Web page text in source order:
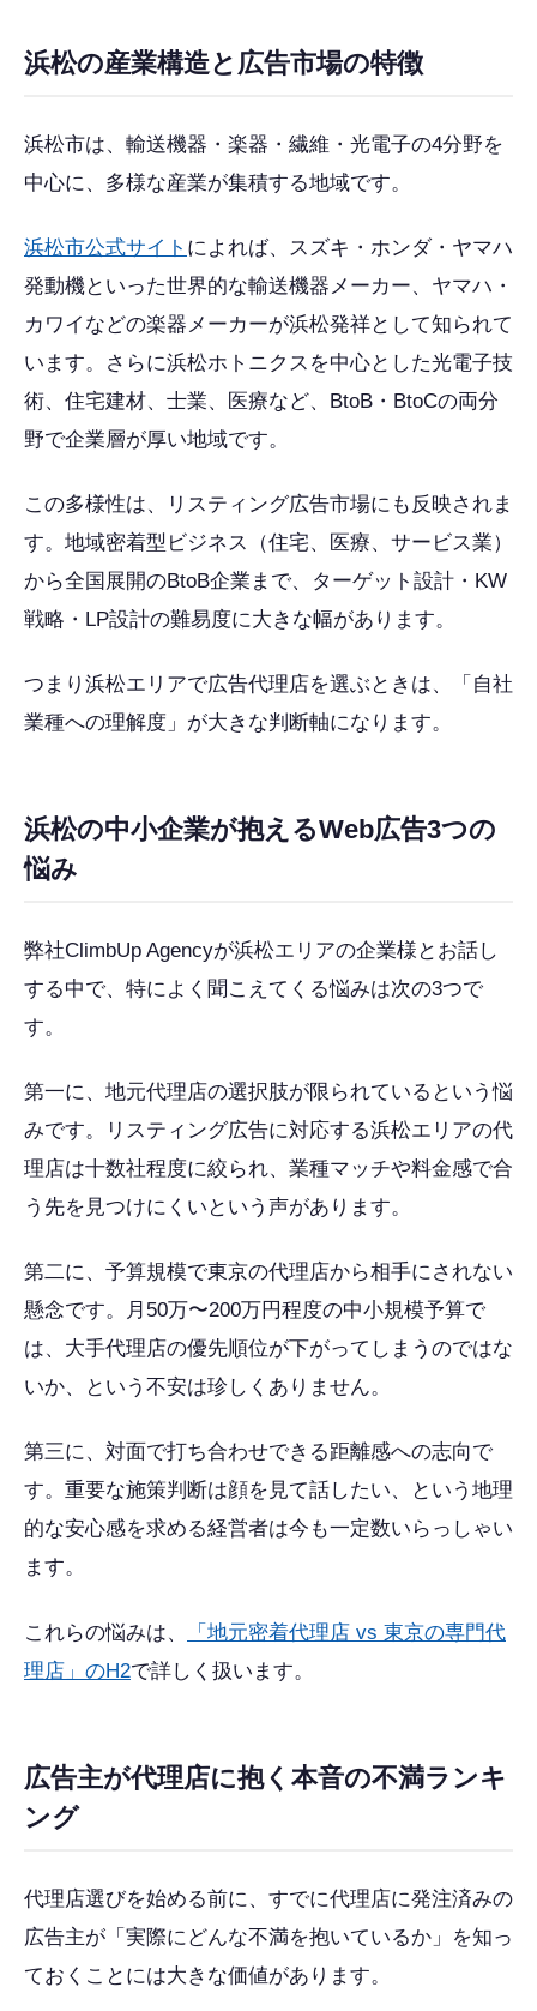
浜松の産業構造と広告市場の特徴
浜松市は、輸送機器・楽器・繊維・光電子の4分野を
中心に、多様な産業が集積する地域です。
浜松市公式サイト によれば、スズキ・ホンダ・ヤマハ
発動機といった世界的な輸送機器メーカー、ヤマハ・
カワイなどの楽器メーカーが浜松発祥として知られて
います。さらに浜松ホトニクスを中心とした光電子技
術、住宅建材、士業、医療など、BtoB・BtoCの両分
野で企業層が厚い地域です。
この多様性は、リスティング広告市場にも反映されま
す。地域密着型ビジネス（住宅、医療、サービス業）
から全国展開のBtoB企業まで、ターゲット設計・KW
戦略・LP設計の難易度に大きな幅があります。
つまり浜松エリアで広告代理店を選ぶときは、「自社
業種への理解度」が大きな判断軸になります。
浜松の中小企業が抱えるWeb広告3つの
悩み
弊社ClimbUp Agencyが浜松エリアの企業様とお話し
する中で、特によく聞こえてくる悩みは次の3つで
す。
第一に、地元代理店の選択肢が限られているという悩
みです。リスティング広告に対応する浜松エリアの代
理店は十数社程度に絞られ、業種マッチや料金感で合
う先を見つけにくいという声があります。
第二に、予算規模で東京の代理店から相手にされない
懸念です。月50万〜200万円程度の中小規模予算で
は、大手代理店の優先順位が下がってしまうのではな
いか、という不安は珍しくありません。
第三に、対面で打ち合わせできる距離感への志向で
す。重要な施策判断は顔を見て話したい、という地理
的な安心感を求める経営者は今も一定数いらっしゃい
ます。
これらの悩みは、
「地元密着代理店 vs 東京の専門代
理店」のH2で詳しく扱います。
広告主が代理店に抱く本音の不満ランキ
ング
代理店選びを始める前に、すでに代理店に発注済みの
広告主が「実際にどんな不満を抱いているか」を知っ
ておくことには大きな価値があります。